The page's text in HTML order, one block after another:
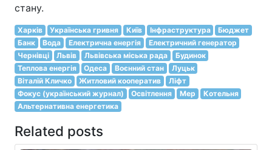
стану.
Харків Українська гривня Київ Інфраструктура
Бюджет
Банк
Вода Електрична енергія
Електричний генератор
Чернівці
Львів Львівська міська рада
Будинок
Теплова енергія
Одеса Воєнний стан
Луцьк
Віталій Кличко
Житловий кооператив
Ліфт
Фокус (український журнал)
Освітлення Мер
Котельня
Альтернативна енергетика
Related posts